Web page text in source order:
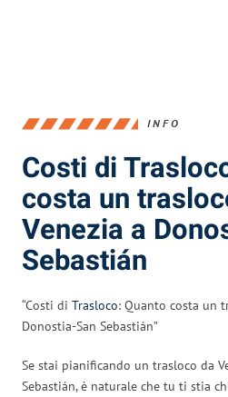
INFO
Costi di
costa un
Venezia a
Sebastián
“Costi di Trasloco: Quanto costa un
Donostia-San Sebastián”
Se stai pianificando un trasloco da
Sebastián, è naturale che tu ti stia